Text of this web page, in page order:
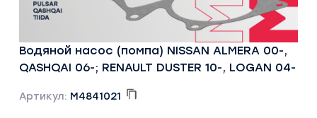
Водяной насос (помпа) NISSAN ALMERA 00-,
QASHQAI 06-; RENAULT DUSTER 10-, LOGAN 04-
Артикул: M4841021